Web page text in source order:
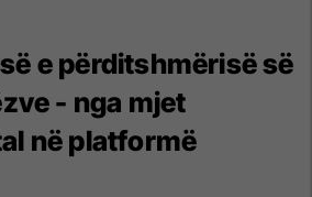
e përditshmërisë së
- nga mjet
në platformë